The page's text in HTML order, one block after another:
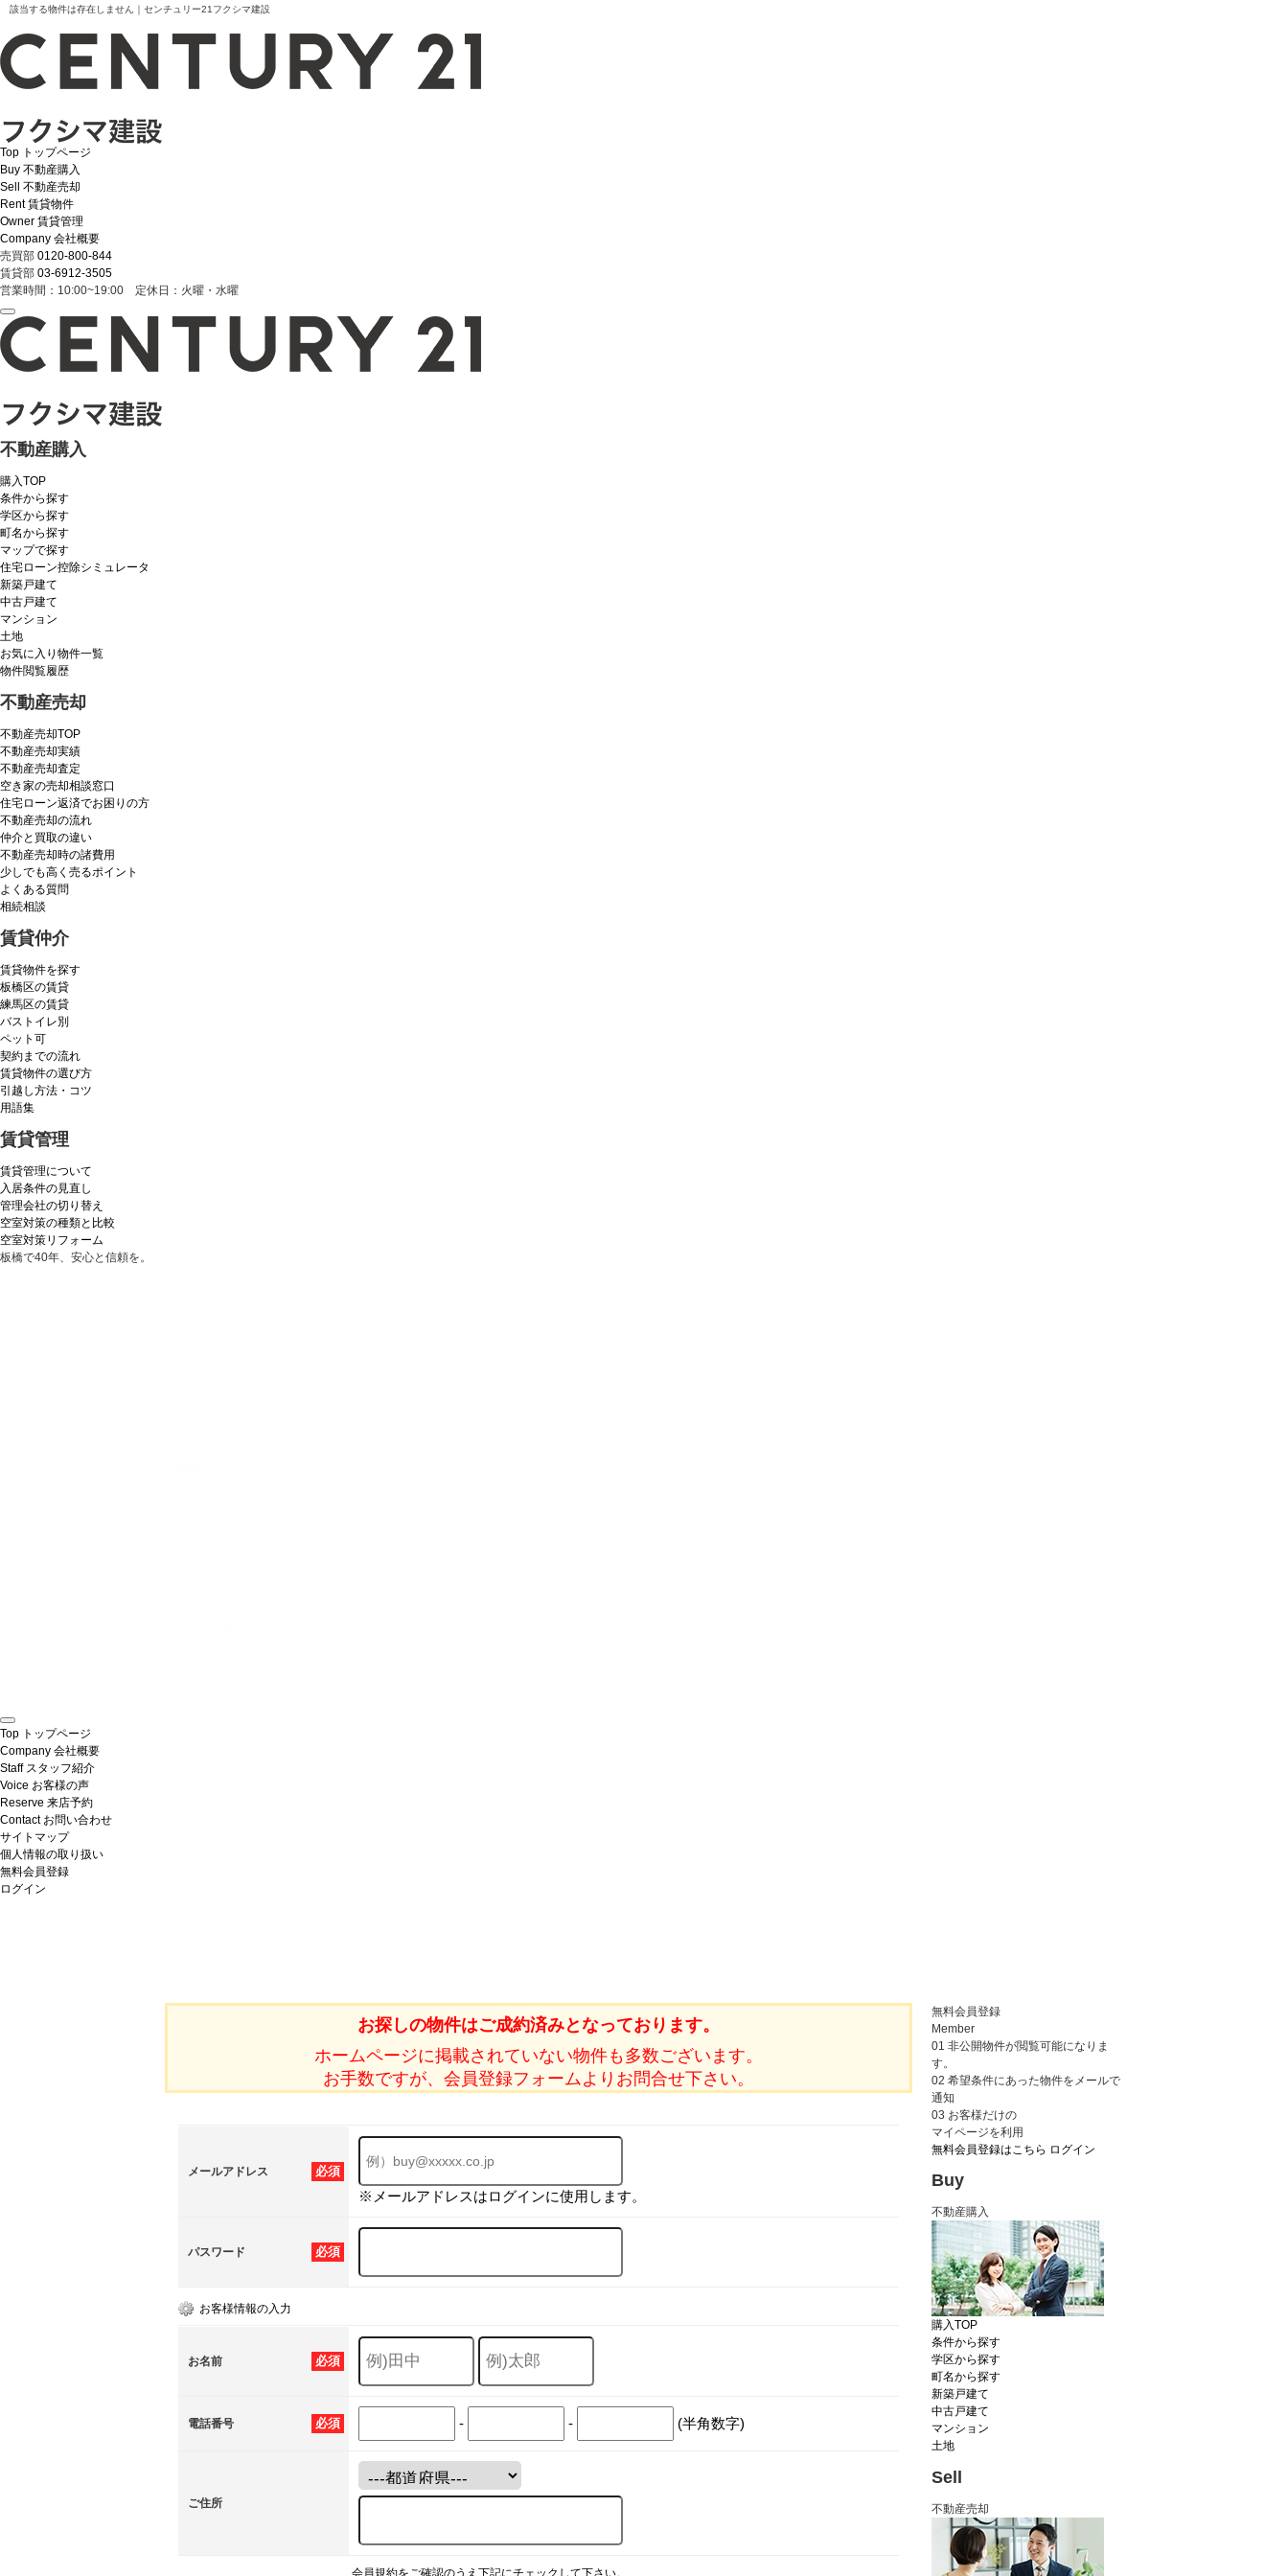
該当する物件は存在しません｜センチュリー21フクシマ建設
Top トップページ
Buy 不動産購入
Sell
不動産売却
Rent 賃貸物件
Owner 賃貸管理
Company 会社概要
売買部 0120-800-844
賃貸部 03-6912-3505
営業時間：10:00~19:00 定休日：火曜・水曜
不動産購入
購入TOP
条件から探す
学区から探す
町名から探す
マップで探す
住宅ローン控除シミュレータ
新築戸建て
中古戸建て
マンション
土地
お気に入り物件一覧
物件閲覧履歴
不動産売却
不動産売却TOP
不動産売却実績
不動産売却査定
空き家の売却相談窓口
住宅ローン返済でお困りの方
不動産売却の流れ
仲介と買取の違い
不動産売却時の諸費用
少しでも高く売るポイント
よくある質問
相続相談
賃貸仲介
賃貸物件を探す
板橋区の賃貸
練馬区の賃貸
バストイレ別
ペット可
契約までの流れ
賃貸物件の選び方
引越し方法・コツ
用語集
賃貸管理
賃貸管理について
入居条件の見直し
管理会社の切り替え
空室対策の種類と比較
空室対策リフォーム
板橋で40年、安心と信頼を。
Top トップページ
Company 会社概要
Staff スタッフ紹介
Voice お客様の声
Reserve 来店予約
Contact お問い合わせ
サイトマップ
個人情報の取り扱い
無料会員登録
ログイン
お探しの物件はご成約済みとなっております。
ホームページに掲載されていない物件も多数ございます。
お手数ですが、会員登録フォームよりお問合せ下さい。
必須
メールアドレス
※メールアドレスはログインに使用します。
必須
パスワード
お客様情報の入力
必須
お名前
必須
電話番号 - - (半角数字)
ご住所
会員規約をご確認のうえ下記にチェックして下さい。
無料会員登録
Member
01 非公開物件が閲覧可能になりま
す。
02 希望条件にあった物件をメールで
通知
03 お客様だけの
マイページを利用
無料会員登録はこちら ログイン
Buy
不動産購入
購入TOP
条件から探す
学区から探す
町名から探す
新築戸建て
中古戸建て
マンション
土地
Sell
不動産売却